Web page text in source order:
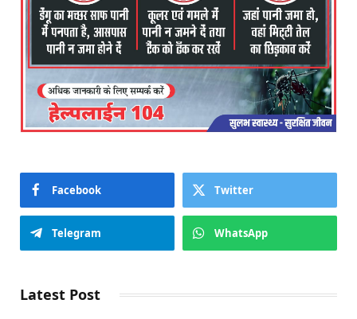
Facebook Twitter
Telegram WhatsApp
Latest Post